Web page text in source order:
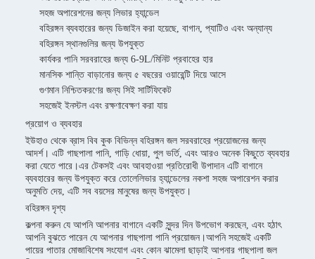
সহজ অপারেশনের জন্য লিভার হ্যান্ডেল
বহিরঙ্গন ব্যবহারের জন্য ডিজাইন করা হয়েছে, বাগান, প্যাটিও এবং অন্যান্য
বহিরঙ্গন স্থানগুলির জন্য উপযুক্ত
কার্যকর পানি সরবরাহের জন্য 6-9L/মিনিট প্রবাহের হার
মানসিক শান্তি বাড়ানোর জন্য ৫ বছরের ওয়ারেন্টি দিয়ে আসে
গুণমান নিশ্চিতকরণের জন্য সিই সার্টিফিকেট
সহজেই ইনস্টল এবং রক্ষণাবেক্ষণ করা যায়
প্রয়োগ ও ব্যবহার
ইউহাও থেকে ব্রাস বিব কুক বিভিন্ন বহিরঙ্গন জল সরবরাহের প্রয়োজনের জন্য
আদর্শ। এটি গাছপালা পানি, গাড়ি ধোয়া, পুল ভর্তি, এবং আরও অনেক কিছুতে ব্যবহার
করা যেতে পারে।এর টেকসই এবং আবহাওয়া প্রতিরোধী উপাদান এটি বাগানে
ব্যবহারের জন্য উপযুক্ত করে তোলেলিভার হ্যান্ডেলের নকশা সহজ অপারেশন করার
অনুমতি দেয়, এটি সব বয়সের মানুষের জন্য উপযুক্ত।
বহিরঙ্গন দৃশ্য
কল্পনা করুন যে আপনি আপনার বাগানে একটি সুন্দর দিন উপভোগ করছেন, এবং হঠাৎ
আপনি বুঝতে পারেন যে আপনার গাছপালা পানি প্রয়োজন।আপনি সহজেই একটি
পায়ের পাতার মোজাবিশেষ সংযোগ এবং কোন ঝামেলা ছাড়াই আপনার গাছপালা জল